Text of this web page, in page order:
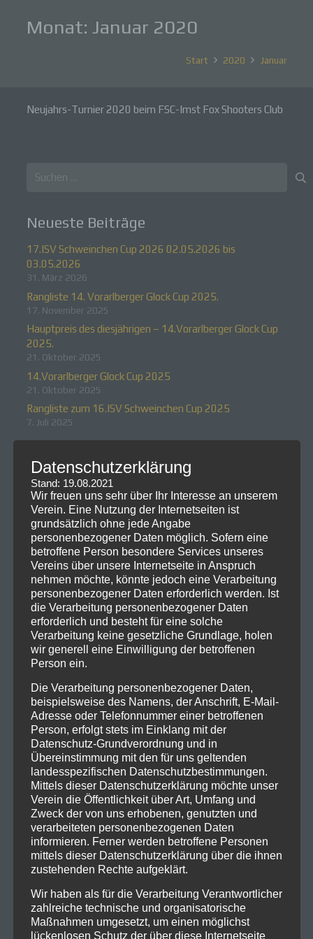
Monat: Januar 2020
Start 2020 Januar
Neujahrs-Turnier 2020 beim FSC-Imst Fox Shooters Club
Suchen
Neueste Beiträge
17.ISV Schweinchen Cup 2026 02.05.2026 bis
03.05.2026
31. März 2026
Rangliste 14. Vorarlberger Glock Cup 2025.
17. November 2025
Hauptpreis des diesjährigen – 14.Vorarlberger Glock Cup
2025.
21. Oktober 2025
14.Vorarlberger Glock Cup 2025
21. Oktober 2025
Rangliste zum 16.ISV Schweinchen Cup 2025
7. Juli 2025
Neueste Kommentare
Kontakt
ISV Feldkirch
Indoor Schützen Verein
Leusbündtweg 27
A-6800 Feldkirch
Archiv
November 2025 (1)
Oktober 2025(2)
Datenschutzerklärung
Stand: 19.08.2021
Wir freuen uns sehr über Ihr Interesse an unserem
Verein. Eine Nutzung der Internetseiten ist
grundsätzlich ohne jede Angabe
personenbezogener Daten möglich. Sofern eine
betroffene Person besondere Services unseres
Vereins über unsere Internetseite in Anspruch
nehmen möchte, könnte jedoch eine Verarbeitung
personenbezogener Daten erforderlich werden. Ist
die Verarbeitung personenbezogener Daten
erforderlich und besteht für eine solche
Verarbeitung keine gesetzliche Grundlage, holen
wir generell eine Einwilligung der betroffenen
Person ein.
Die Verarbeitung personenbezogener Daten,
beispielsweise des Namens, der Anschrift, E-Mail-
Adresse oder Telefonnummer einer betroffenen
Person, erfolgt stets im Einklang mit der
Datenschutz-Grundverordnung und in
Übereinstimmung mit den für uns geltenden
landesspezifischen Datenschutzbestimmungen.
Mittels dieser Datenschutzerklärung möchte unser
Verein die Öffentlichkeit über Art, Umfang und
Zweck der von uns erhobenen, genutzten und
verarbeiteten personenbezogenen Daten
informieren. Ferner werden betroffene Personen
mittels dieser Datenschutzerklärung über die ihnen
zustehenden Rechte aufgeklärt.
Wir haben als für die Verarbeitung Verantwortlicher
zahlreiche technische und organisatorische
Maßnahmen umgesetzt, um einen möglichst
lückenlosen Schutz der über diese Internetseite